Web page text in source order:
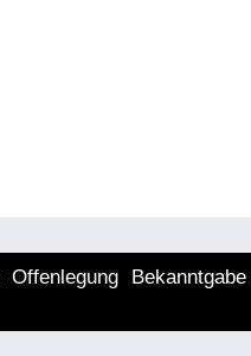
Offenlegung